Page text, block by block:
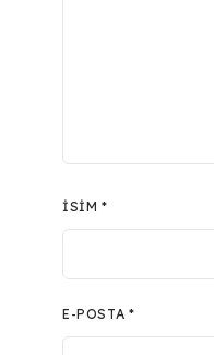
İSIM*
E-POSTA *